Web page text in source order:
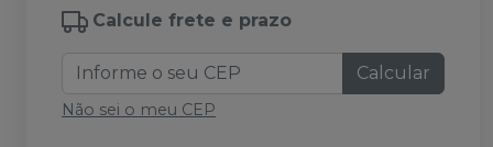
Calcule frete e prazo
Calcular
Não sei o meu CEP